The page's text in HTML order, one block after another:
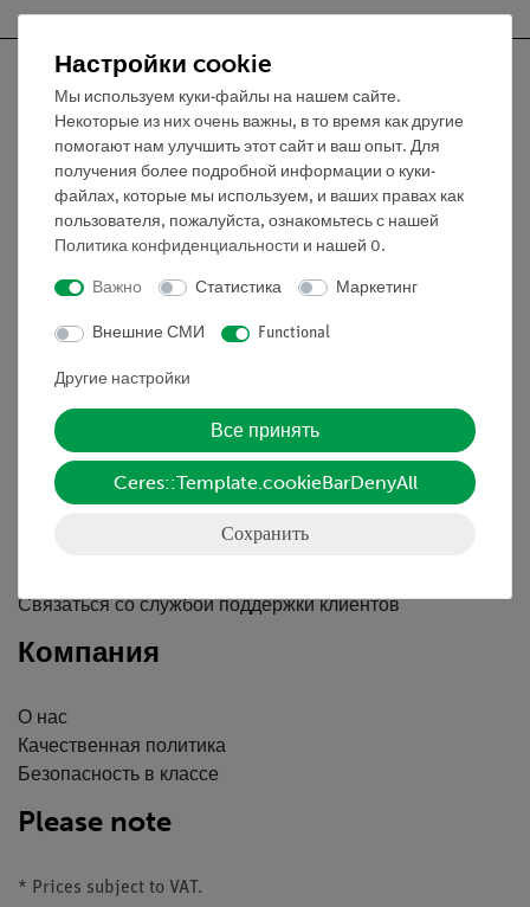
Nach oben
Информация
Контактное лицо
Условия сотрудничества
Вводные данные
Обслуживание
Краткий обзор услуг
Связаться со службой поддержки клиентов
Компания
О нас
Качественная политика
Безопасность в классе
Please note
* Prices subject to VAT.
Настройки cookie
Мы используем куки-файлы на нашем сайте.
Некоторые из них очень важны, в то время как другие
помогают нам улучшить этот сайт и ваш опыт. Для
получения более подробной информации о куки-
файлах, которые мы используем, и ваших правах как
пользователя, пожалуйста, ознакомьтесь с нашей
Политика конфиденциальности и нашей 0.
Важно Статистика Маркетинг
Внешние СМИ Functional
Другие настройки
Все принять
Ceres::Template.cookieBarDenyAll
Сохранить